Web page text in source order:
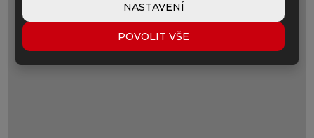
NASTAVENÍ
POVOLIT VŠE